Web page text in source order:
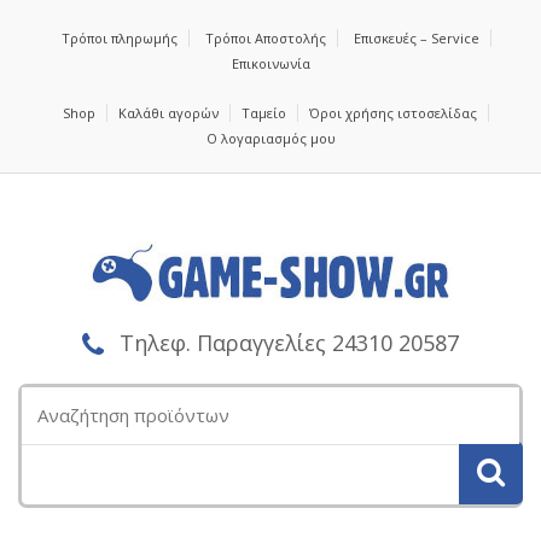
Τρόποι πληρωμής Τρόποι Αποστολής
Επισκευές – Service
Επικοινωνία
Shop Καλάθι αγορών Ταμείο
Όροι χρήσης ιστοσελίδας
Ο λογαριασμός μου
Τηλεφ. Παραγγελίες 24310 20587
για: